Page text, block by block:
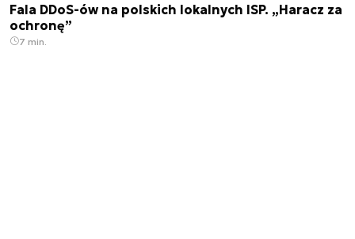
Fala DDoS-ów na polskich lokalnych ISP. „Haracz za
ochronę”
7 min.